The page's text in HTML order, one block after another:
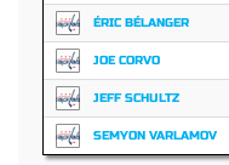
ÉRIC BÉLANGER
JOE CORVO
JEFF SCHULTZ
SEMYON VARLAMOV